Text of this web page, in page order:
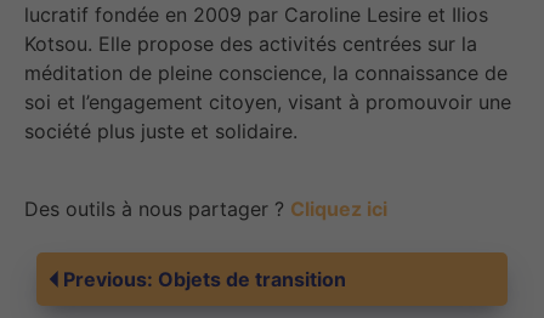
lucratif fondée en 2009 par Caroline Lesire et Ilios
Kotsou. Elle propose des activités centrées sur la
méditation de pleine conscience, la connaissance de
soi et l’engagement citoyen, visant à promouvoir une
société plus juste et solidaire.
Des outils à nous partager ? Cliquez ici
Navigation
Previous: Objets de transition